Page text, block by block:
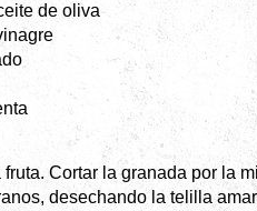
de oliva
fruta. Cortar la granada por la
desechando la telilla